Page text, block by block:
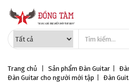
Trang chủ Sản phẩm Đàn Guitar
Đàn Guitar cho người mới tập
Đàn